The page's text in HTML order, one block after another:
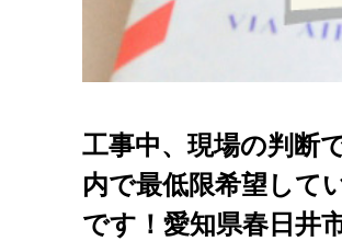
工事中、現場の判断
内で最低限希望して
です！愛知県春日井